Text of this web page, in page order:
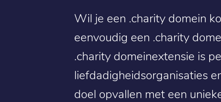
Wil je een .charity domein
eenvoudig een .charity
.charity domeinextensie is
liefdadigheidsorganisaties
doel opvallen met een